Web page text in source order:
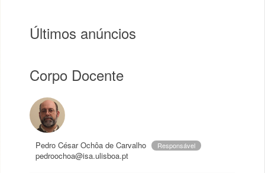
Últimos anúncios
Corpo Docente
Pedro César Ochôa de Carvalho Responsável
pedroochoa@isa.ulisboa.pt